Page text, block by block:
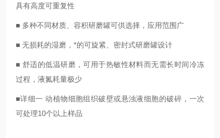
具有高度可重复性
■ 多种不同材质、容积研磨罐可供选择，应用范围广
■ 无损耗的湿磨，*的可旋紧、密封式研磨罐设计
■ 舒适的低温研磨，可用于热敏性材料而无需长时间冷冻
过程，液氮耗量极少
■详细一 动植物细胞组织破壁或悬浊液细胞的破碎，一次
可处理10个以上样品